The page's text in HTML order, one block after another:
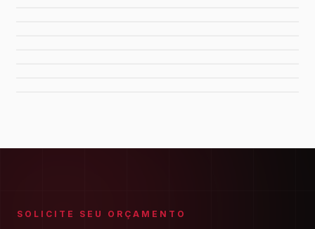
SOLICITE SEU ORÇAMENTO